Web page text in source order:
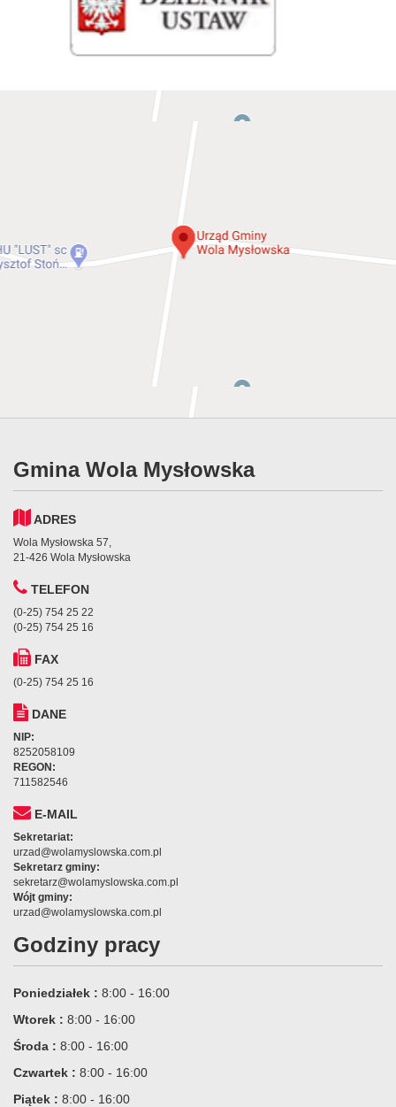
Gmina Wola Mysłowska
ADRES
Wola Mysłowska 57,
21-426 Wola Mysłowska
TELEFON
(0-25) 754 25 22
(0-25) 754 25 16
FAX
(0-25) 754 25 16
DANE
NIP:
8252058109
REGON:
711582546
E-MAIL
Sekretariat:
urzad@wolamyslowska.com.pl
Sekretarz gminy:
sekretarz@wolamyslowska.com.pl
Wójt gminy:
urzad@wolamyslowska.com.pl
Godziny pracy
Poniedziałek : 8:00 - 16:00
Wtorek : 8:00 - 16:00
Środa : 8:00 - 16:00
Czwartek : 8:00 - 16:00
Piątek : 8:00 - 16:00